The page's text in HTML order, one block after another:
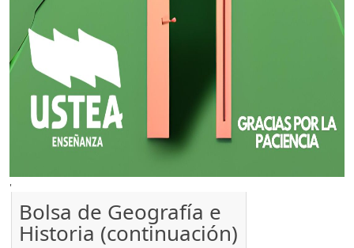
'
Bolsa de Geografía e
Historia (continuación)